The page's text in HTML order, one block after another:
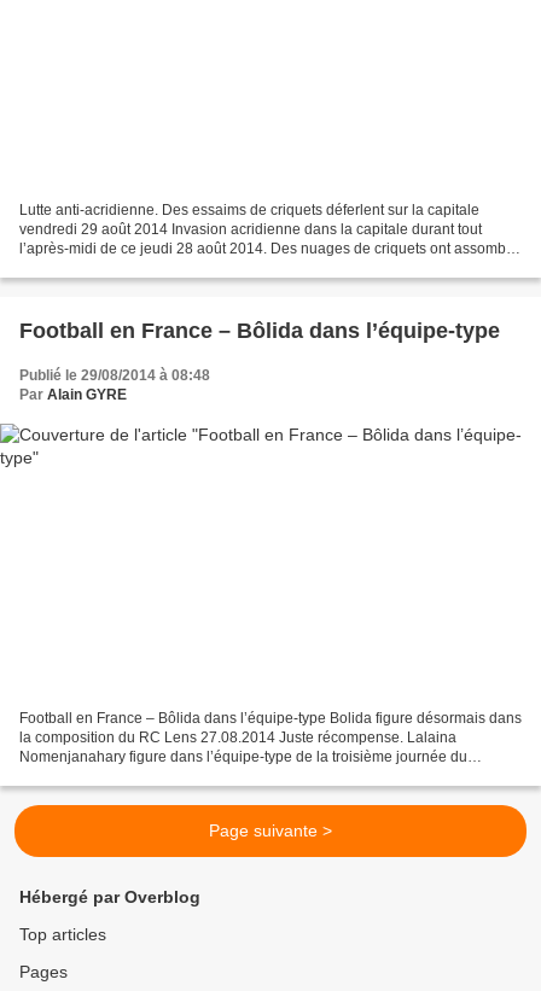
Lutte anti-acridienne. Des essaims de criquets déferlent sur la capitale
vendredi 29 août 2014 Invasion acridienne dans la capitale durant tout
l’après-midi de ce jeudi 28 août 2014. Des nuages de criquets ont assombri
Football en France – Bôlida dans l’équipe-type
Publié le 29/08/2014 à 08:48
Par Alain GYRE
Football en France – Bôlida dans l’équipe-type Bolida figure désormais dans
la composition du RC Lens 27.08.2014 Juste récompense. Lalaina
Nomenjanahary figure dans l’équipe-type de la troisième journée du
Page suivante >
Hébergé par Overblog
Top articles
Pages